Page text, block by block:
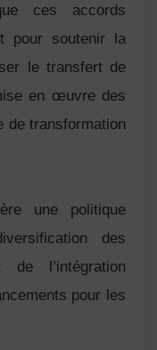
ces accords
pour soutenir la
le transfert de
en œuvre des
de transformation
une politique
des
de l’intégration
pour les